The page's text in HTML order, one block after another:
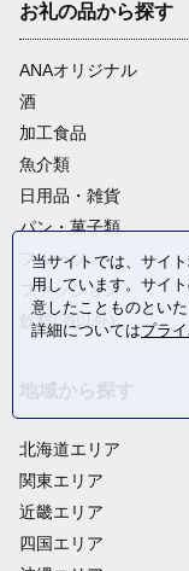
お礼の品から探す
ANAオリジナル
酒
加工食品
魚介類
日用品・雑貨
パン・菓子類
フルーツ
ファッション
飲料(酒以外)
北海道エリア
関東エリア
近畿エリア
四国エリア
当サイトでは、サイ
用しています。サイ
意したことものといた
詳細についてはプラ